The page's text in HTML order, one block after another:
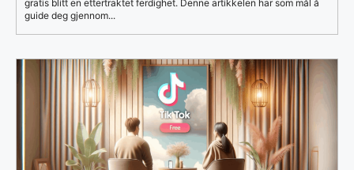
gratis blitt en ettertraktet ferdighet. Denne artikkelen har som mål å
guide deg gjennom...